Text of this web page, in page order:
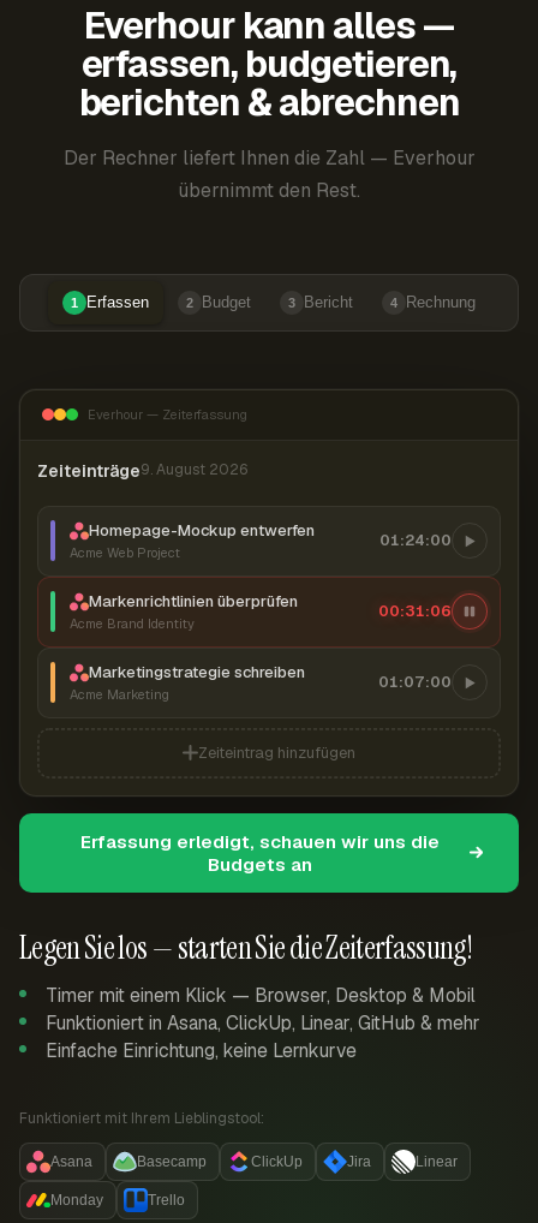
Everhour kann alles —
erfassen, budgetieren,
berichten & abrechnen
Der Rechner liefert Ihnen die Zahl — Everhour
übernimmt den Rest.
1 Erfassen 2 Budget 3 Bericht 4 Rechnung
Legen Sie los — starten Sie die Zeiterfassung!
Timer mit einem Klick — Browser, Desktop & Mobil
Funktioniert in Asana, ClickUp, Linear, GitHub & mehr
Einfache Einrichtung, keine Lernkurve
Funktioniert mit Ihrem Lieblingstool:
Asana Basecamp ClickUp Jira Linear
Monday Trello
Everhour — Zeiterfassung
Zeiteinträge9. August 2026
Homepage-Mockup entwerfen
Acme Web Project
01:24:00
Markenrichtlinien überprüfen
Acme Brand Identity
00:31:07
Marketingstrategie schreiben
Acme Marketing
01:07:00
Zeiteintrag hinzufügen
Erfassung erledigt, schauen wir uns die
Budgets an